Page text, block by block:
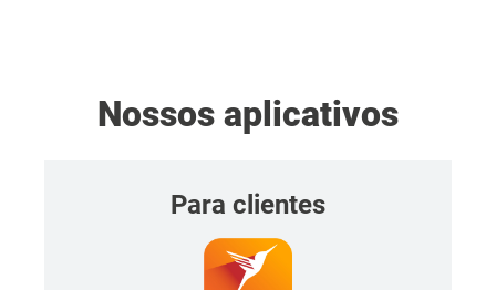
Nossos aplicativos
Para clientes